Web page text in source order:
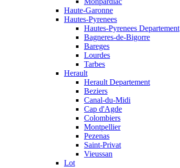
Haute-Garonne
Hautes-Pyrenees
Hautes-Pyrenees Departement
Bagneres-de-Bigorre
Bareges
Lourdes
Tarbes
Herault
Herault Departement
Beziers
Canal-du-Midi
Cap d'Agde
Colombiers
Montpellier
Pezenas
Saint-Privat
Vieussan
Lot